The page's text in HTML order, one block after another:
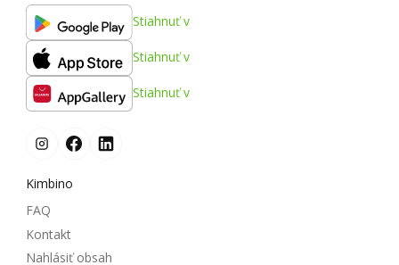
Stiahnuť v
Stiahnuť v
Stiahnuť v
Kimbino
FAQ
Kontakt
Nahlásiť obsah